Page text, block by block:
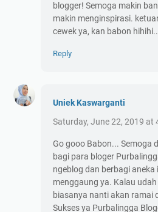
blogger! Semoga makin
makin menginspirasi.
cewek ya, kan babon hihihi..
Reply
Uniek Kaswarganti
Saturday, June 22, 2019 at
Go gooo Babon... Semoga
bagi para bloger
ngeblog dan berbagi
menggaung ya. Kalau
biasanya nanti akan ramai
Sukses ya Purbalingga